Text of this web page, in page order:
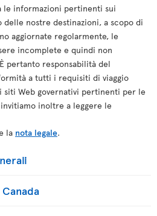
le informazioni pertinenti sui
nostre destinazioni, a scopo di
aggiornate regolarmente, le
incomplete e quindi non
pertanto responsabilità del
a tutti i requisiti di viaggio
Web governativi pertinenti per le
inoltre a leggere le
la nota legale.